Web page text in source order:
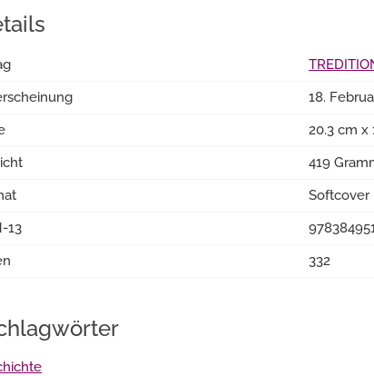
18.
20.3 cm x
419
Softcover
13
332